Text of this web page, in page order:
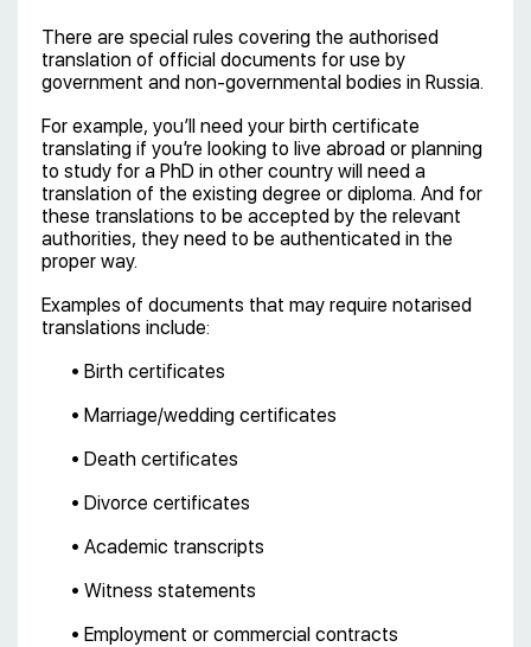
There are special rules covering the authorised
translation of official documents for use by
government and non-governmental bodies in Russia.
For example, you’ll need your birth certificate
translating if you’re looking to live abroad or planning
to study for a PhD in other country will need a
translation of the existing degree or diploma. And for
these translations to be accepted by the relevant
authorities, they need to be authenticated in the
proper way.
Examples of documents that may require notarised
translations include:
• Birth certificates
• Marriage/wedding certificates
• Death certificates
• Divorce certificates
• Academic transcripts
• Witness statements
• Employment or commercial contracts